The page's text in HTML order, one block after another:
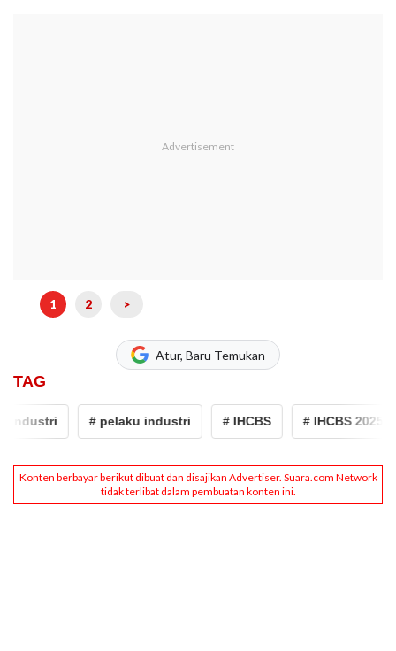
1 2 >
Atur, Baru Temukan
TAG
# pelaku industri # IHCBS # IHCBS 2025